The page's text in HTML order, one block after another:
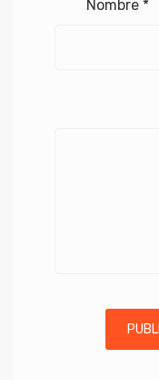
Nombre *